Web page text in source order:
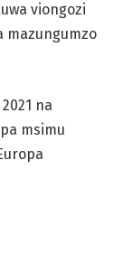
viongozi
mazungumzo
na
msimu